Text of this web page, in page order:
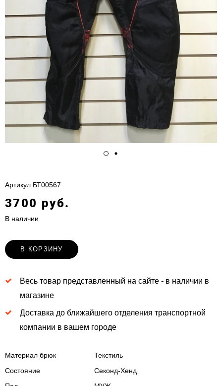
Артикул БТ00567
3700 руб.
В наличии
В КОРЗИНУ
Весь товар представленный на сайте - в наличии в
магазине
Доставка до ближайшего отделения транспортной
компании в вашем городе
Материал брюк
Текстиль
Состояние
Секонд-Хенд